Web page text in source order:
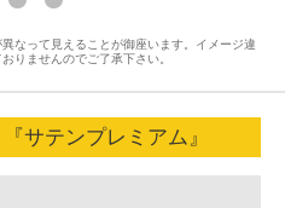
なって見えることが御座います。イメージ違
りませんのでご了承下さい。
サテンプレミアム』